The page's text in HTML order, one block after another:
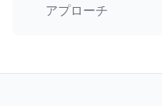
アプローチ